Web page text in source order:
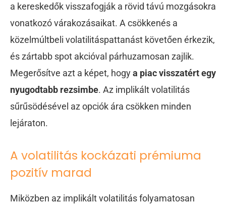
a kereskedők visszafogják a rövid távú mozgásokra
vonatkozó várakozásaikat. A csökkenés a
közelmúltbeli volatilitáspattanást követően érkezik,
és zártabb spot akcióval párhuzamosan zajlik.
Megerősítve azt a képet, hogya piac visszatért egy
nyugodtabb rezsimbe. Az implikált volatilitás
sűrűsödésével az opciók ára csökken minden
lejáraton.
A volatilitás kockázati prémiuma
pozitív marad
Miközben az implikált volatilitás folyamatosan